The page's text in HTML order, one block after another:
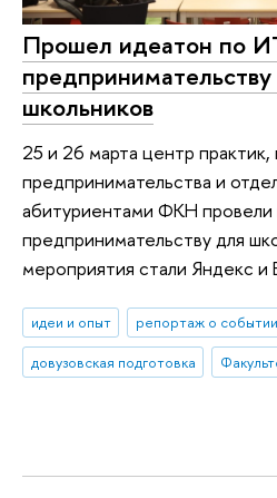
Прошел идеатон по
школьников
25 и 26 марта центр
предпринимательства и
абитуриентами ФКН
предпринимательству для
мероприятия стали Яндекс
идеи и опыт
репортаж о событии
довузовская подготовка